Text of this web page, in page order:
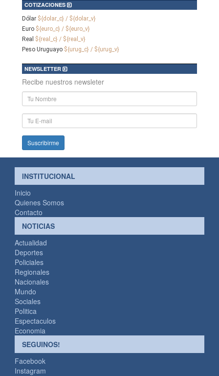
COTIZACIONES
Dólar ${dolar_c} / ${dolar_v}
Euro ${euro_c} / ${euro_v}
Real ${real_c} / ${real_v}
Peso Uruguayo ${urug_c} / ${urug_v}
NEWSLETTER
Recibe nuestros newsleter
Nombre
y
Apellido
E-
mail
INSTITUCIONAL
Inicio
Quienes Somos
Contacto
NOTICIAS
Actualidad
Deportes
Policiales
Regionales
Nacionales
Mundo
Sociales
Politica
Espectaculos
Economia
SEGUINOS!
Facebook
Instagram